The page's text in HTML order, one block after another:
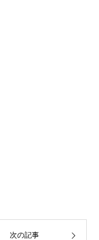
次の記事